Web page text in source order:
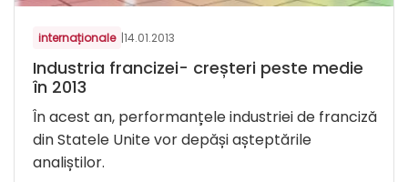
internaționale |14.01.2013
Industria francizei- creșteri peste medie
în 2013
În acest an, performanțele industriei de franciză
din Statele Unite vor depăși așteptările
analiștilor.